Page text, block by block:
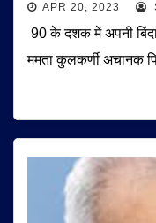
APR 20, 2023
90 के दशक में अपनी
ममता कुलकर्णी अचानक